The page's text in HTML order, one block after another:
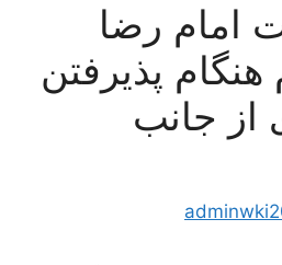
امام رضا
هنگام پذیرفتن
از جانب